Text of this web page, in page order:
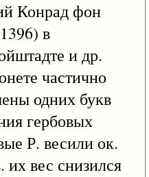
Конрад фон
в
и др.
частично
одних букв
гербовых
Р. весили ок.
их вес снизился